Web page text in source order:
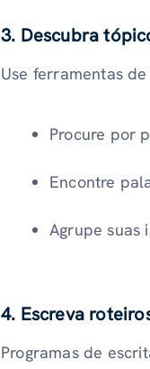
3. Descubra
Use ferramentas de
Procure por
Encontre
Agrupe suas
4. Escreva
Programas de